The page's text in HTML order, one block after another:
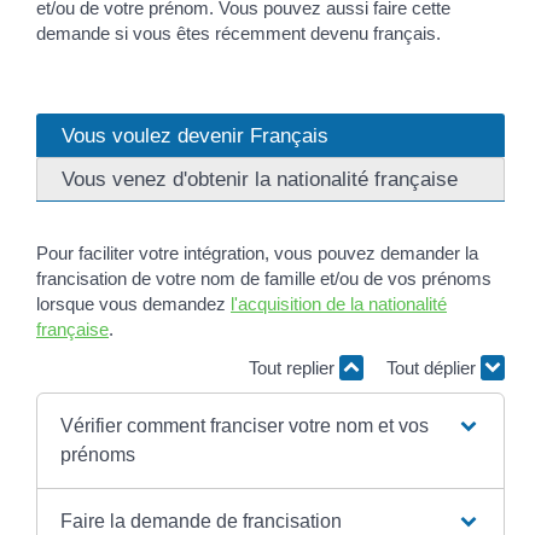
et/ou de votre prénom. Vous pouvez aussi faire cette
demande si vous êtes récemment devenu français.
Vous voulez devenir Français
Vous venez d'obtenir la nationalité française
Pour faciliter votre intégration, vous pouvez demander la
francisation de votre nom de famille et/ou de vos prénoms
lorsque vous demandez l'acquisition de la nationalité
française.
Tout replier
Tout déplier
Vérifier comment franciser votre nom et vos
prénoms
Faire la demande de francisation